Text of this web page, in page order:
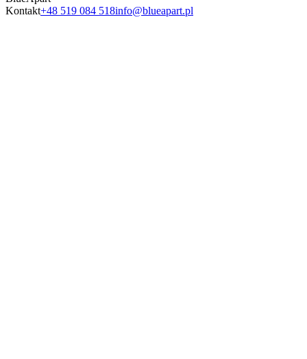
Kontakt+48 519 084 518info@blueapart.pl